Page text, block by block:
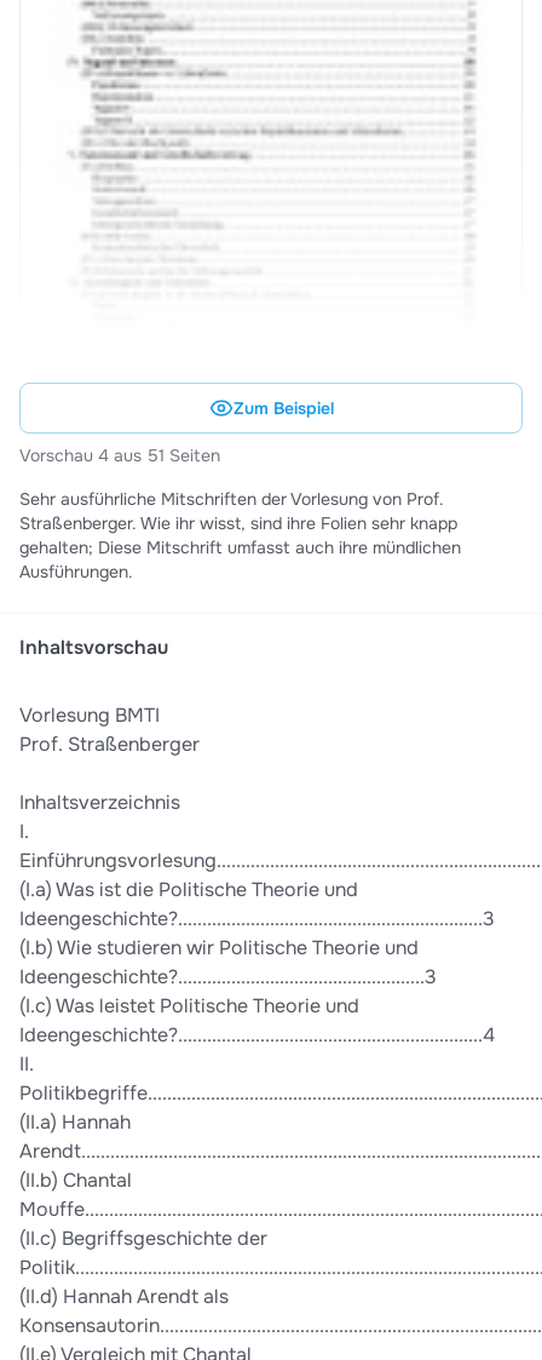
Zum Beispiel
Vorschau 4 aus 51 Seiten
Sehr ausführliche Mitschriften der Vorlesung von Prof.
Straßenberger. Wie ihr wisst, sind ihre Folien sehr knapp
gehalten; Diese Mitschrift umfasst auch ihre mündlichen
Ausführungen.
Inhaltsvorschau
Vorlesung BMTI
Prof. Straßenberger
Inhaltsverzeichnis
I.
(I.a) Was ist die Politische Theorie und
Ideengeschichte?...............................................................3
(I.b) Wie studieren wir Politische Theorie und
Ideengeschichte?...................................................3
(I.c) Was leistet Politische Theorie und
Ideengeschichte?...............................................................4
II.
(II.a) Hannah
(II.b) Chantal
(II.c) Begriffsgeschichte der
(II.d) Hannah Arendt als
(II.e) Vergleich mit Chantal